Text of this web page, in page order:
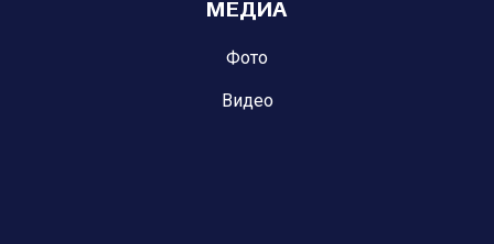
МЕДИА
Фото
Видео